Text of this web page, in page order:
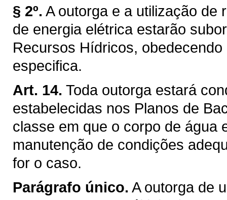
§ 2º. A outorga e a utilização de
de energia elétrica estarão
Recursos Hídricos,
especifica.
Art. 14. Toda outorga estará
estabelecidas nos Planos de
classe em que o corpo de água
manutenção de condições
for o caso.
Parágrafo único. A outorga de